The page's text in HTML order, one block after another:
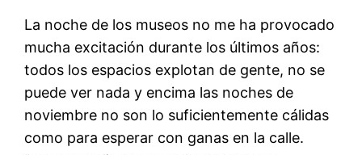
La noche de los museos no me ha provocado
mucha excitación durante los últimos años:
todos los espacios explotan de gente, no se
puede ver nada y encima las noches de
noviembre no son lo suficientemente cálidas
como para esperar con ganas en la calle.